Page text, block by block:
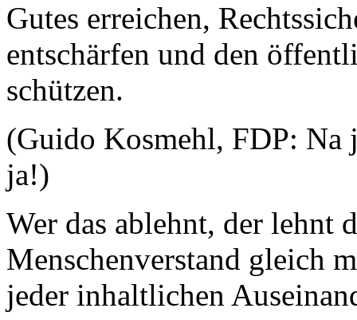
Gutes erreichen,
entschärfen und den
schützen.
(Guido Kosmehl, FDP: Na
ja!)
Wer das ablehnt, der lehnt
Menschenverstand gleich
jeder inhaltlichen